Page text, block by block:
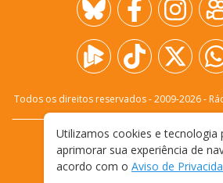
Todos os direitos reservados - 2009-2026-
FALE CONOSCO
TERMOS E CONDIÇÕES DE
Utilizamos cookies e tecnologia
aprimorar sua experiência de
acordo com o Aviso de